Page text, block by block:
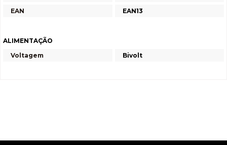
EAN
EAN13
ALIMENTAÇÃO
Voltagem
Bivolt